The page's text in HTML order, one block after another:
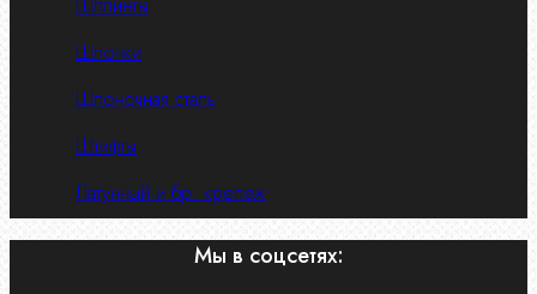
Шпонки
Шпоночная сталь
Штифты
Латунный и бр. крепеж
Мы в соцсетях: